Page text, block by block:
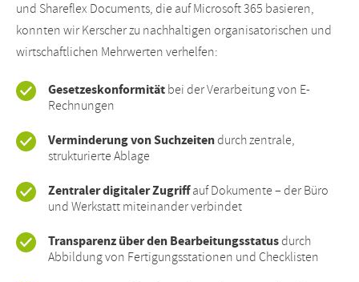
und Shareflex Documents, die auf Microsoft 365 basieren,
konnten wir Kerscher zu nachhaltigen organisatorischen und
wirtschaftlichen Mehrwerten verhelfen:
Gesetzeskonformität bei der Verarbeitung von E-
Rechnungen
Verminderung von Suchzeitendurch zentrale,
strukturierte Ablage
Zentraler digitaler Zugriffauf Dokumente – der Büro
und Werkstatt miteinander verbindet
Transparenz über den Bearbeitungsstatusdurch
Abbildung von Fertigungsstationen und Checklisten